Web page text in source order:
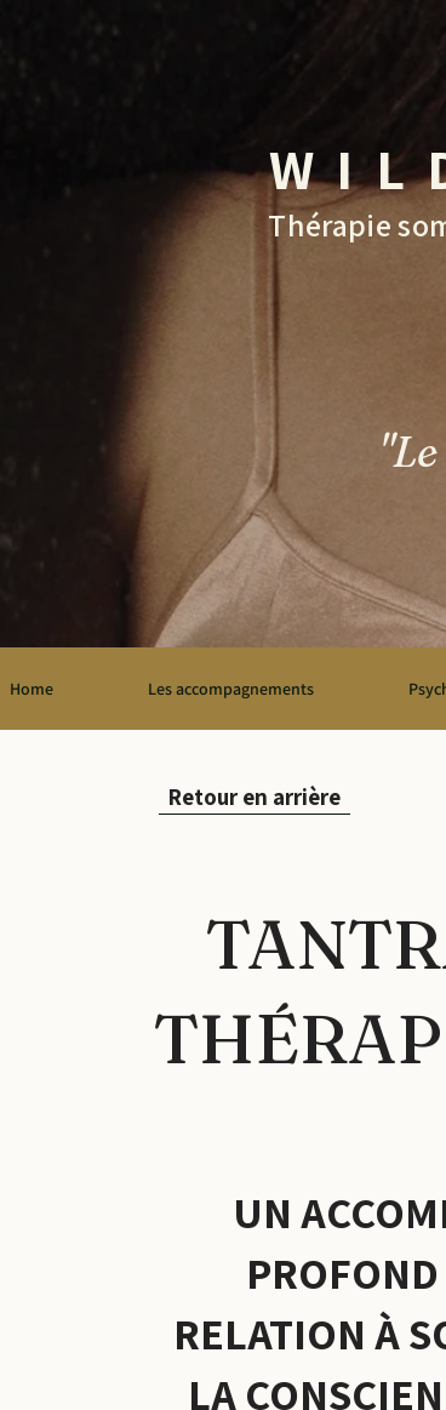
Thérapie
Home Les accompagnements
Retour en arrière
UN
RELATION À
LA